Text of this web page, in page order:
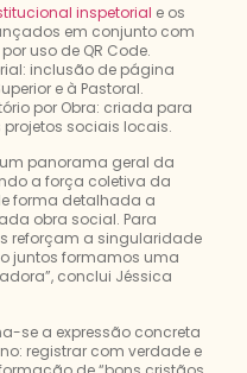
inspetorial e os
em conjunto com
uso de QR Code.
inclusão de página
e à Pastoral.
por Obra: criada para
sociais locais.
um panorama geral da
a força coletiva da
forma detalhada a
obra social. Para
reforçam a singularidade
juntos formamos uma
conclui Jéssica
se a expressão concreta
registrar com verdade e